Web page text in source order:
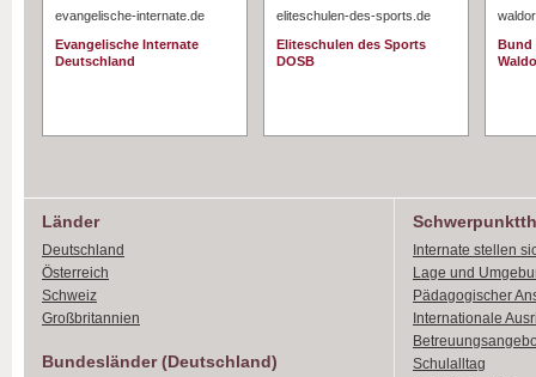
evangelische-internate.de
Evangelische Internate
Deutschland
eliteschulen-des-sports.de
Eliteschulen des Sports
DOSB
Bund
Länder
Deutschland
Österreich
Schweiz
Großbritannien
Bundesländer (Deutschland)
Internate stellen
Lage und
Pädagogischer
Internationale
Schulalltag